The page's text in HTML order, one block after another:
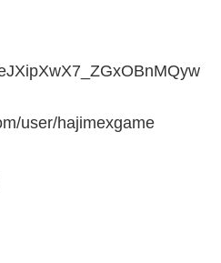
user/hajimexgame